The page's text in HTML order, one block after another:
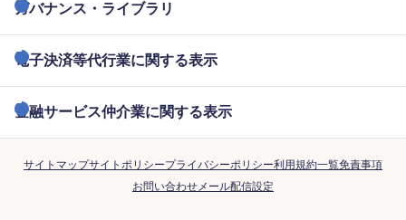
ガバナンス・ライブラリ
電子決済等代行業に関する表示
金融サービス仲介業に関する表示
サイトマップサイトポリシープライバシーポリシー利用規約一覧免責事項
お問い合わせメール配信設定